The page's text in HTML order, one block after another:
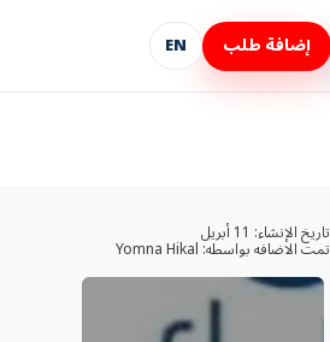
إضافة طلب EN
تاريخ الإنشاء:
تمت الاضافه بواسطه: Yomna Hikal